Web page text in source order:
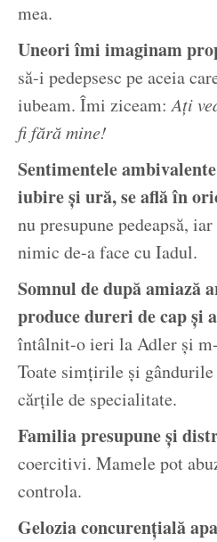
mea.
Uneori îmi imaginam
să-i pedepsesc pe aceia
iubeam. Îmi ziceam:Ați
fi fără mine!
Sentimentele
iubire și ură, se află în
nu presupune pedeapsă,
nimic de-a face cu Iadul.
Somnul de după amiază
produce dureri de cap și
întâlnit-o ieri la Adler și
Toate simțirile și
cărțile de specialitate.
Familia presupune și
coercitivi. Mamele pot
controla.
Gelozia concurențială